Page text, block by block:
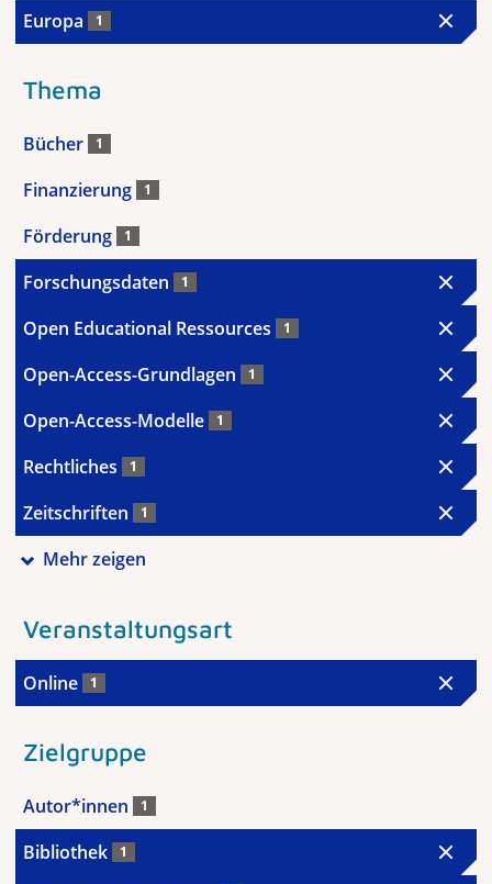
Europa 1
Thema
Bücher 1
Finanzierung 1
Förderung 1
Forschungsdaten 1
Open Educational Ressources 1
Open-Access-Grundlagen 1
Open-Access-Modelle 1
Rechtliches 1
Zeitschriften 1
Mehr zeigen
Veranstaltungsart
Online 1
Zielgruppe
Autor*innen 1
Bibliothek 1